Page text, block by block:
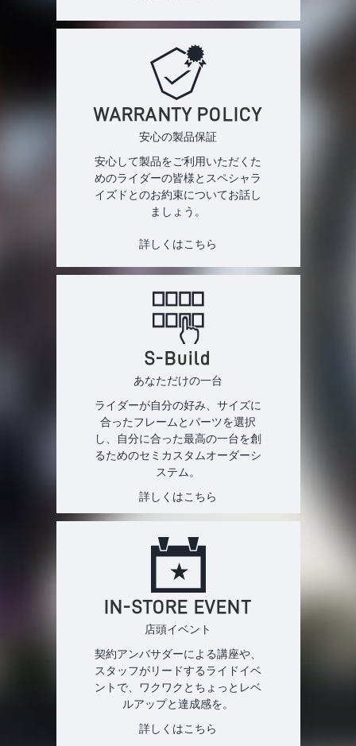
WARRANTY POLICY
安心の製品保証
安心して製品をご利用いただくた
めのライダーの皆様とスペシャラ
イズドとのお約束についてお話し
ましょう。
詳しくはこちら
S-Build
あなただけの一台
ライダーが自分の好み、サイズに
合ったフレームとパーツを選択
し、自分に合った最高の一台を創
るためのセミカスタムオーダーシ
ステム。
詳しくはこちら
IN-STORE EVENT
店頭イベント
契約アンバサダーによる講座や、
スタッフがリードするライドイベ
ントで、ワクワクとちょっとレベ
ルアップと達成感を。
詳しくはこちら